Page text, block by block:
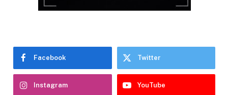
Facebook Twitter
Instagram YouTube